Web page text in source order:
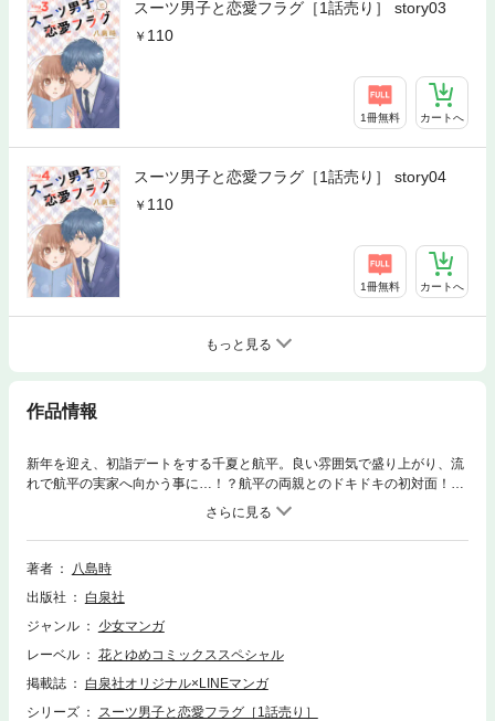
スーツ男子と恋愛フラグ［1話売り］ story03
110
1冊無料 カートへ
スーツ男子と恋愛フラグ［1話売り］ story04
110
1冊無料 カートへ
もっと見る
作品情報
新年を迎え、初詣デートをする千夏と航平。良い雰囲気で盛り上がり、流
れで航平の実家へ向かう事に…！？航平の両親とのドキドキの初対面！？
著者
八島時
出版社
白泉社
ジャンル
少女マンガ
レーベル
花とゆめコミックススペシャル
掲載誌
白泉社オリジナル×LINEマンガ
シリーズ
スーツ男子と恋愛フラグ［1話売り］